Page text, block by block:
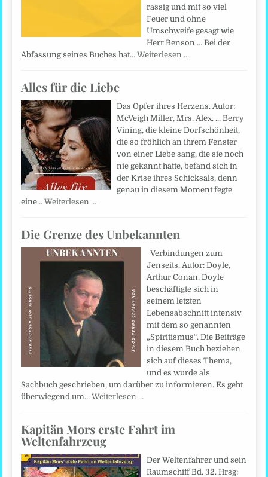
rassig und mit so viel
Feuer und ohne
Umschweife gesagt wie
Herr Benson … Bei der
Abfassung seines Buches hat…Weiterlesen …
Alles für die Liebe
Das Opfer ihres Herzens. Autor:
McVeigh Miller, Mrs. Alex. ... Berry
Vining, die kleine Dorfschönheit,
die so fröhlich an ihrem Fenster
von einer Liebe sang, die sie noch
nie gekannt hatte, befand sich in
der Krise ihres Schicksals, denn
genau in diesem Moment fegte
eine…Weiterlesen …
Die Grenze des Unbekannten
Verbindungen zum
Jenseits. Autor: Doyle,
Arthur Conan. Doyle
beschäftigte sich in
seinem letzten
Lebensabschnitt intensiv
mit dem so genannten
„Spiritismus“. Die Beiträge
in diesem Buch beziehen
sich auf dieses Thema,
und es wurde als
Sachbuch geschrieben, um darüber zu informieren. Es geht
überwiegend um…Weiterlesen …
Kapitän Mors erste Fahrt im
Weltenfahrzeug
Der Weltenfahrer und sein
Raumschiff Bd. 32. Hrsg: